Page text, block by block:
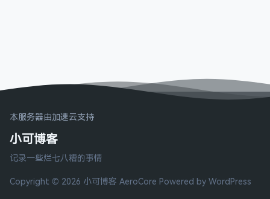
本服务器由加速云支持
小可博客
记录一些烂七八糟的事情
Copyright © 2026 小可博客 AeroCore Powered by WordPress